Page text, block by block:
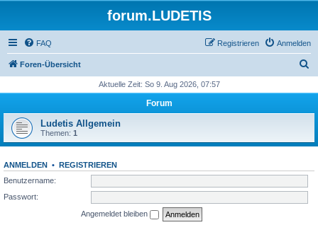
forum.LUDETIS
FAQ Anmelden
Registrieren
Foren-Übersicht
h
Aktuelle Zeit: So 9. Aug 2026, 07:57
Forum
Ludetis Allgemein
Themen: 1
ANMELDEN • REGISTRIEREN
Benutzername:
Passwort:
Angemeldet bleiben